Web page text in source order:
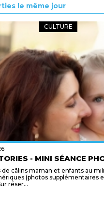
le même jour
CULTURE
- MINI SÉANCE
câlins maman et enfants au
(photos supplémentaires
réser...